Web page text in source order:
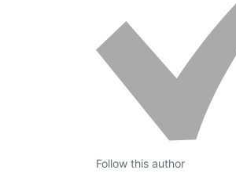
Follow this author